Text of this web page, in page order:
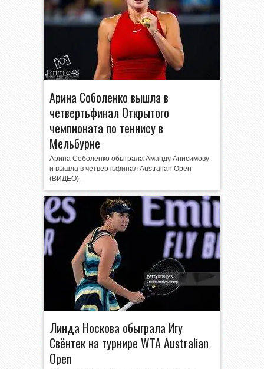
Арина Соболенко вышла в
четвертьфинал Открытого
чемпионата по теннису в
Мельбурне
Арина Соболенко обыграла Аманду Анисимову
и вышла в четвертьфинал Australian Open
(ВИДЕО).
Линда Носкова обыграла Игу
Свёнтек на турнире WTA Australian
Open